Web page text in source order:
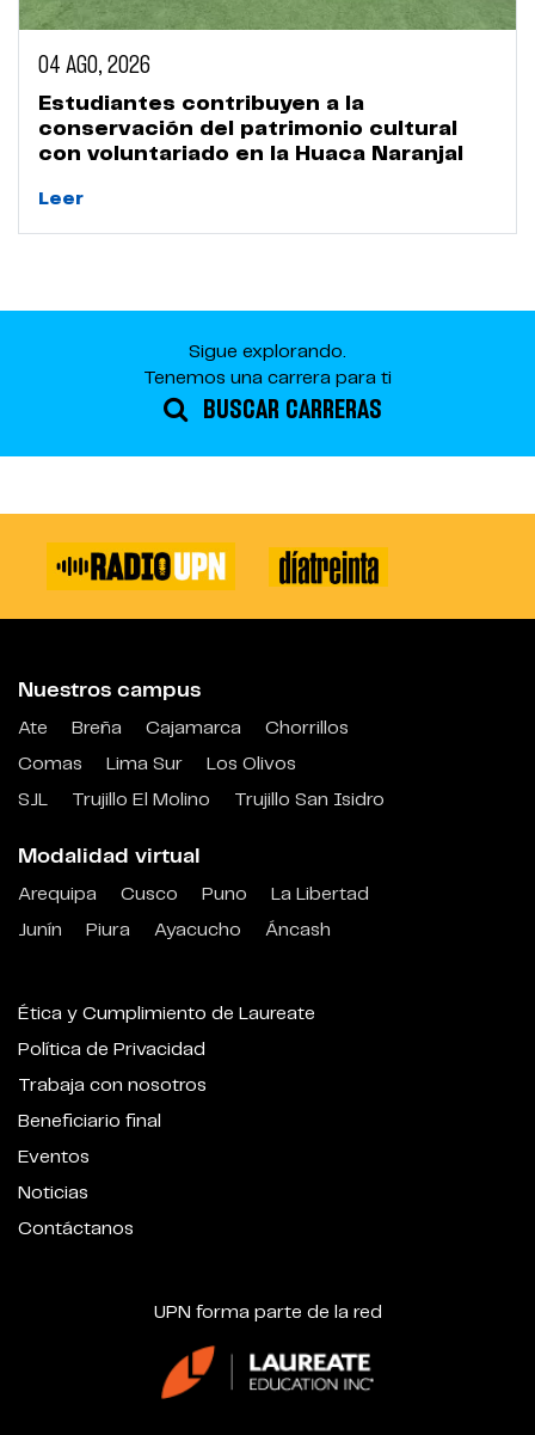
04 AGO, 2026
Estudiantes contribuyen a la
conservación del patrimonio cultural
con voluntariado en la Huaca Naranjal
Leer
Sigue explorando.
Tenemos una carrera para ti
BUSCAR CARRERAS
Nuestros campus
Ate Breña Cajamarca
Chorrillos
Comas
Lima Sur
Los Olivos
SJL
Trujillo El Molino Trujillo San Isidro
Modalidad virtual
Arequipa Cusco Puno
La Libertad
Junín
Piura Ayacucho Áncash
Ética y Cumplimiento de Laureate
Política de Privacidad
Trabaja con nosotros
Beneficiario final
Eventos
Noticias
Contáctanos
UPN forma parte de la red